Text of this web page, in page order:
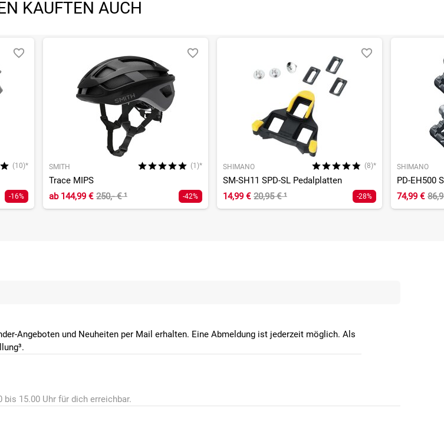
KAUFTEN AUCH
(10)*
-16%
SMITH (1)*
Trace MIPS
ab144,99 € 250,- €¹ -42%
SHIMANO (8)*
SM-SH11 SPD-SL Pedalplatten
14,99 € 20,95 €¹ -28%
SHIMANO
74,99 €
Angeboten und Neuheiten per Mail erhalten. Eine Abmeldung ist jederzeit möglich. Als
15.00 Uhr für dich erreichbar.